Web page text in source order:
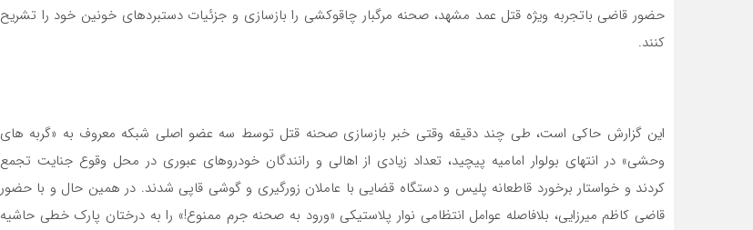
حضور قاضی باتجربه ویژه قتل عمد مشهد، صحنه مرگبار چاقوکشی را بازسازی و جزئیات دستبردهای خونین خود را تشریح
کنند.
این گزارش حاکی است، طی چند دقیقه وقتی خبر بازسازی صحنه قتل توسط سه عضو اصلی شبکه معروف به «گربه های
وحشی» در انتهای بولوار امامیه پیچید، تعداد زیادی از اهالی و رانندگان خودروهای عبوری در محل وقوع جنایت تجمع
کردند و خواستار برخورد قاطعانه پلیس و دستگاه قضایی با عاملان زورگیری و گوشی قاپی شدند. در همین حال و با حضور
قاضی کاظم میرزایی، بلافاصله عوامل انتظامی نوار پلاستیکی «ورود به صحنه جرم ممنوع!» را به درختان پارک خطی حاشیه